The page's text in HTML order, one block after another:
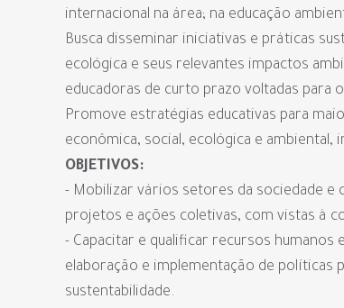
internacional na área; na educação
Busca disseminar iniciativas e práticas
ecológica e seus relevantes impactos
educadoras de curto prazo voltadas para
Promove estratégias educativas para
econômica, social, ecológica e ambiental,
OBJETIVOS:
- Mobilizar vários setores da sociedade e
projetos e ações coletivas, com vistas à
- Capacitar e qualificar recursos humanos
elaboração e implementação de políticas
sustentabilidade.